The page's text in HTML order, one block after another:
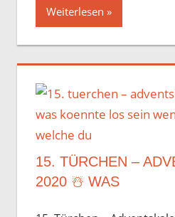
Weiterlesen
15. TÜRCHEN –
2020 ☃️️ WAS